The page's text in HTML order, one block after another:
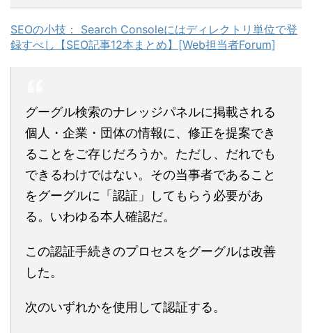
SEOの小技： Search Consoleにはディレクトリ単位で登
録すべし【SEO記事12本まとめ】[Web担当者Forum]
グーグル検索のナレッジパネルに掲載される
個人・企業・団体の情報に、修正を提案でき
ることをご存じだろうか。ただし、だれでも
できるわけではない。その当事者であること
をグーグルに「認証」してもらう必要があ
る。いわゆる本人確認だ。
この認証手続きのプロセスをグーグルは改善
した。
次のいずれかを使用して認証する。